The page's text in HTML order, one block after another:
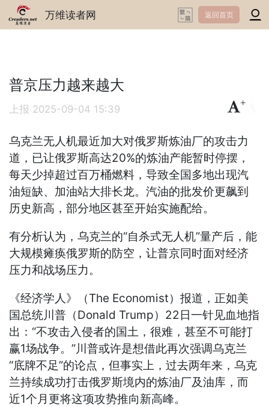
万维读者网 返回首页
普京压力越来越大
上报 2025-09-04 15:39
+
乌克兰无人机最近加大对俄罗斯炼油厂的攻击力
道，已让俄罗斯高达20%的炼油产能暂时停摆，
每天少掉超过百万桶燃料，导致全国多地出现汽
油短缺、加油站大排长龙。汽油的批发价更飙到
历史新高，部分地区甚至开始实施配给。
有分析认为，乌克兰的“自杀式无人机”量产后，能
大规模瘫痪俄罗斯的防空，让普京同时面对经济
压力和战场压力。
《经济学人》（The Economist）报道，正如美
国总统川普（Donald Trump）22日一针见血地指
出：“不攻击入侵者的国土，很难，甚至不可能打
赢1场战争。”川普或许是想借此再次强调乌克兰
“底牌不足”的论点，但事实上，过去两年来，乌克
兰持续成功打击俄罗斯境内的炼油厂及油库，而
近1个月更将这项攻势推向新高峰。